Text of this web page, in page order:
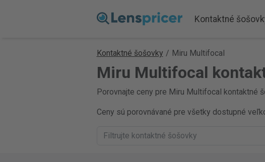
Kontaktné
Kontaktné šošovky / Miru Multifocal
Miru Multifocal
Porovnajte ceny pre Miru Multifocal kontaktné
Ceny sú porovnávané pre všetky dostupné